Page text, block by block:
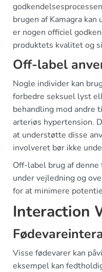
brugen af Kamagra
er nogen officiel
produktets kvalitet og
Off-label
Nogle individer kan
forbedre seksuel lyst
behandling mod andre
arteriøs hypertension.
at understøtte disse
involveret bør ikke
Off-label brug af
under vejledning og
for at minimere
Interaction
Visse fødevarer kan
eksempel kan